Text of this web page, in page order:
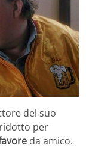
del suo
per
da amico.